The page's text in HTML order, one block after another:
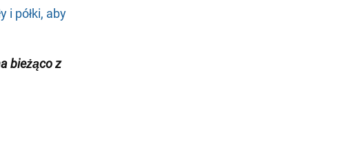
i półki, aby
bieżąco z